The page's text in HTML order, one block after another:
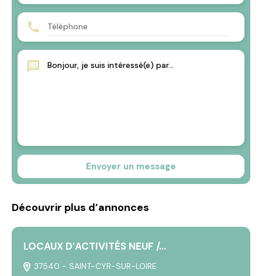
Envoyer un message
Découvrir plus d’annonces
LOCAUX D’ACTIVITÉS NEUF /…
37540 - SAINT-CYR-SUR-LOIRE